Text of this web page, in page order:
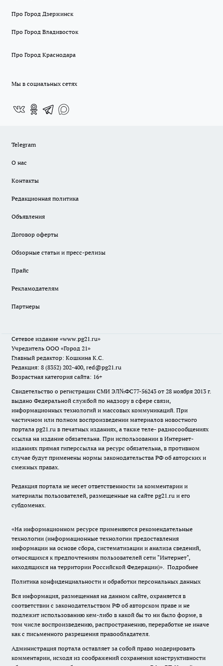
Про Город Дзержинск
Про Город Владивосток
Про Город Краснодара
Мы в социальных сетях
Telegram
О нас
Контакты
Редакционная политика
Объявления
Договор оферты
Обзорные статьи и пресс-релизы
Прайс
Рекламодателям
Партнеры
Сетевое издание «www.pg21.ru»
Учредитель ООО «Город 21»
Главный редактор: Кошкина К.С.
Редакция: 8 (8352) 202-400, red@pg21.ru
Возрастная категория сайта: 16+
Свидетельство о регистрации СМИ ЭЛ№ФС77-56243 от 28 ноября 2013 г.
выдано Федеральной службой по надзору в сфере связи,
информационных технологий и массовых коммуникаций. При
частичном или полном воспроизведении материалов новостного
портала pg21.ru в печатных изданиях, а также теле- радиосообщениях
ссылка на издание обязательна. При использовании в Интернет-
изданиях прямая гиперссылка на ресурс обязательна, в противном
случае будут применены нормы законодательства РФ об авторских и
смежных правах.
Редакция портала не несет ответственности за комментарии и
материалы пользователей, размещенные на сайте pg21.ru и его
субдоменах.
«На информационном ресурсе применяются рекомендательные
технологии (информационные технологии предоставления
информации на основе сбора, систематизации и анализа сведений,
относящихся к предпочтениям пользователей сети "Интернет",
находящихся на территории Российской Федерации)». Подробнее
Политика конфиденциальности и обработки персональных данных
Вся информация, размещенная на данном сайте, охраняется в
соответствии с законодательством РФ об авторском праве и не
подлежит использованию кем-либо в какой бы то ни было форме, в
том числе воспроизведению, распространению, переработке не иначе
как с письменного разрешения правообладателя.
Администрация портала оставляет за собой право модерировать
комментарии, исходя из соображений сохранения конструктивности